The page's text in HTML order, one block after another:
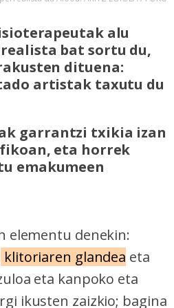
alu
bat sortu du,
dituena:
artistak taxutu du
garrantzi txikia izan
eta horrek
emakumeen
elementu denekin:
klitoriaren glandea eta
eta kanpoko eta
ikusten zaizkio; bagina